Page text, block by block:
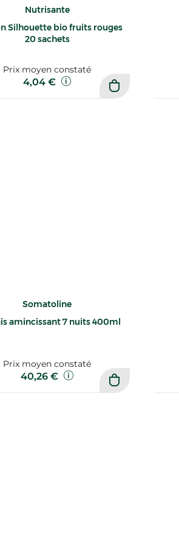
Nutrisante
Silhouette bio fruits rouges
20 sachets
Prix moyen constaté
4,04 €
Somatoline
amincissant 7 nuits 400ml
Prix moyen constaté
40,26 €